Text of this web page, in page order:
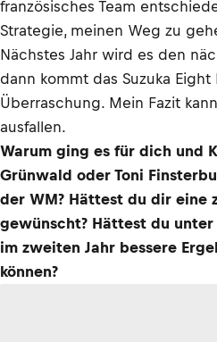
französisches Team
Strategie, meinen Weg zu
Nächstes Jahr wird es den
dann kommt das Suzuka
Überraschung. Mein Fazit
ausfallen.
Warum ging es für dich und
Grünwald oder Toni
der WM? Hättest du dir eine
gewünscht? Hättest du
im zweiten Jahr bessere
können?